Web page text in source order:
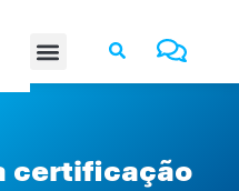
certificação